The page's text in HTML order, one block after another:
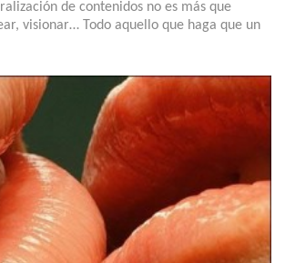
de contenidos no es más que
visionar… Todo aquello que haga que un